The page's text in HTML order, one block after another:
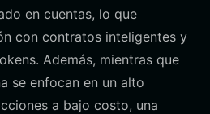
en cuentas, lo que
con contratos inteligentes y
Además, mientras que
se enfocan en un alto
a bajo costo, una